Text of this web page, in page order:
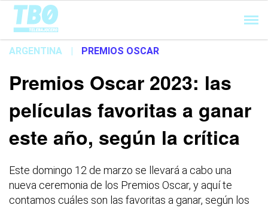
Cargando...
ARGENTINA | PREMIOS OSCAR
Premios Oscar 2023: las
películas favoritas a ganar
este año, según la crítica
Este domingo 12 de marzo se llevará a cabo una
nueva ceremonia de los Premios Oscar, y aquí te
contamos cuáles son las favoritas a ganar, según los